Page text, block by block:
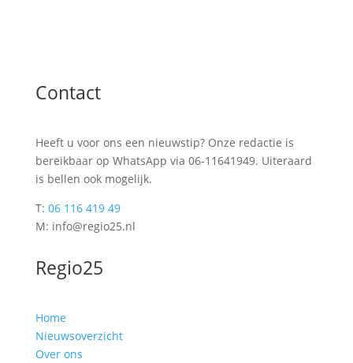
Contact
Heeft u voor ons een nieuwstip? Onze redactie is
bereikbaar op WhatsApp via 06-11641949. Uiteraard
is bellen ook mogelijk.
T: 06 116 419 49
M: info@regio25.nl
Regio25
Home
Nieuwsoverzicht
Over ons